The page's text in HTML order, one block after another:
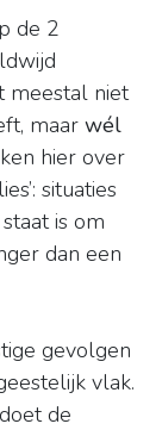
de 2
meestal niet
maar wél
hier over
situaties
is om
dan een
gevolgen
vlak.
de